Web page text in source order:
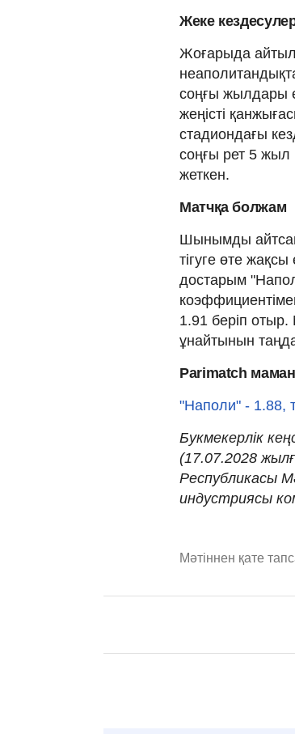
Жеке
Жоғарыда
соңғы жылдары
жеңісті
стадиондағы
соңғы рет 5 жыл
жеткен.
Матчқа болжам
Шынымды
тігуге өте
достарым
1.91 беріп отыр.
ұнайтынын
Parimatch
"Наполи" - 1.88,
Букмекерлік
(17.07.2028
Республикасы
индустриясы
Мәтіннен қате